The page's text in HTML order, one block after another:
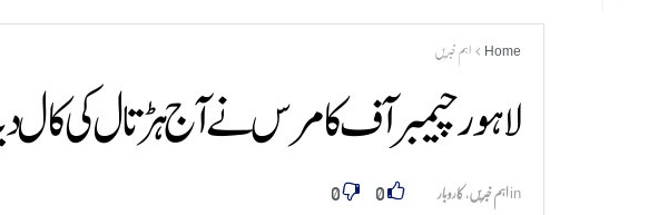
Home اہم خبریں
لاہور چیمبر آف کامرس نے آج ہڑتال کی کال
in اہم خبریں, کاروبار 0
0